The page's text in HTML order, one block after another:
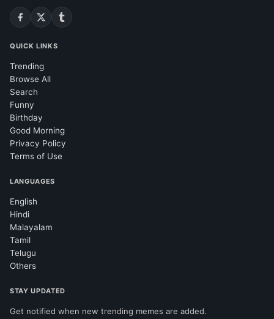
QUICK LINKS
Trending
Browse All
Search
Funny
Birthday
Good Morning
Privacy Policy
Terms of Use
LANGUAGES
English
Hindi
Malayalam
Tamil
Telugu
Others
STAY UPDATED
Get notified when new trending memes are added.